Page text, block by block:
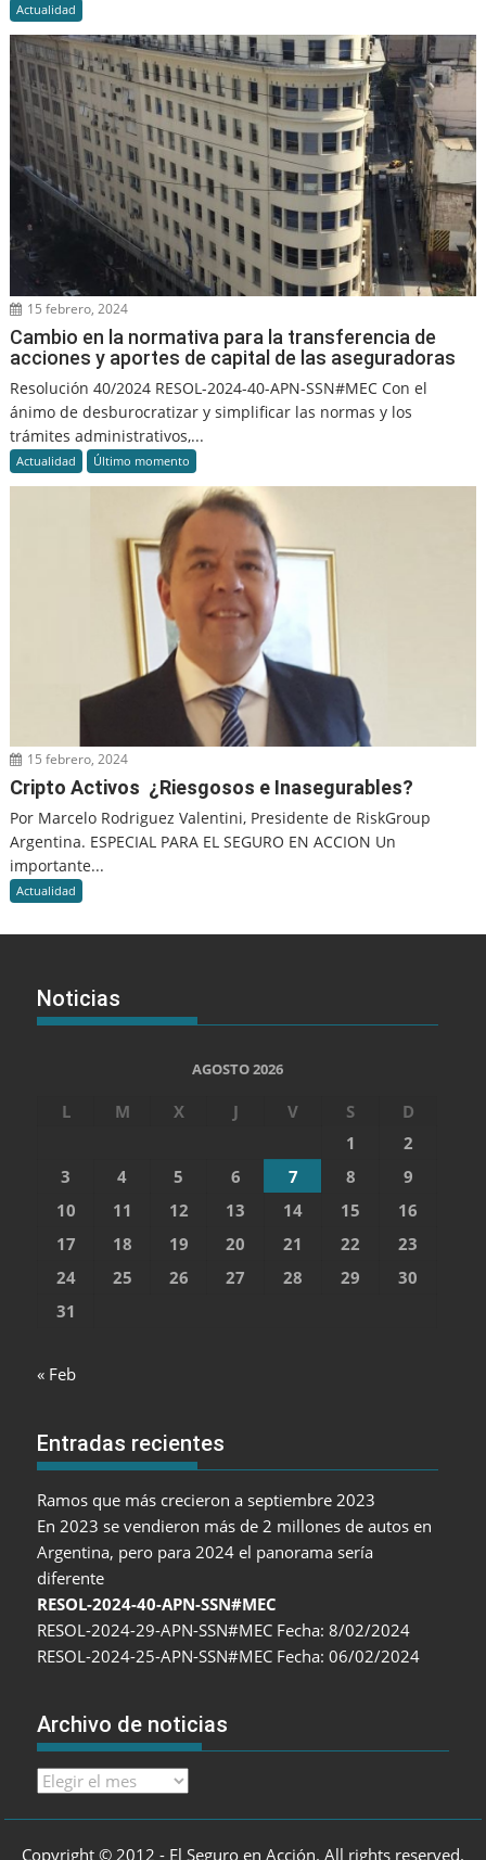
Actualidad
15 febrero, 2024
Cambio en la normativa para la transferencia de
acciones y aportes de capital de las aseguradoras
Resolución 40/2024 RESOL-2024-40-APN-SSN#MEC Con el
ánimo de desburocratizar y simplificar las normas y los
trámites administrativos,...
Actualidad Último momento
15 febrero, 2024
Cripto Activos ¿Riesgosos e Inasegurables?
Por Marcelo Rodriguez Valentini, Presidente de RiskGroup
Argentina. ESPECIAL PARA EL SEGURO EN ACCION Un
importante...
Actualidad
Noticias
AGOSTO 2026
L M X J V S
D
1
2
3
4 5 6 7 8
9
10
11 12 13 14 15
16
17
18 19 20 21 22
23
24
25 26 27 28 29
30
31
« Feb
Entradas recientes
Ramos que más crecieron a septiembre 2023
En 2023 se vendieron más de 2 millones de autos en
Argentina, pero para 2024 el panorama sería
diferente
RESOL-2024-40-APN-SSN#MEC
RESOL-2024-29-APN-SSN#MEC Fecha: 8/02/2024
RESOL-2024-25-APN-SSN#MEC Fecha: 06/02/2024
Archivo de noticias
Archivo
Copyright © 2012 - El Seguro en Acción. All rights reserved.